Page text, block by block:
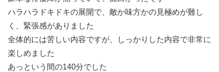
ハラハラドキドキの展開で、敵か味方かの見極めが難し
く、緊張感がありました️
全体的には苦しい内容ですが、しっかりした内容で非常に
楽しめました
あっという間の140分でした